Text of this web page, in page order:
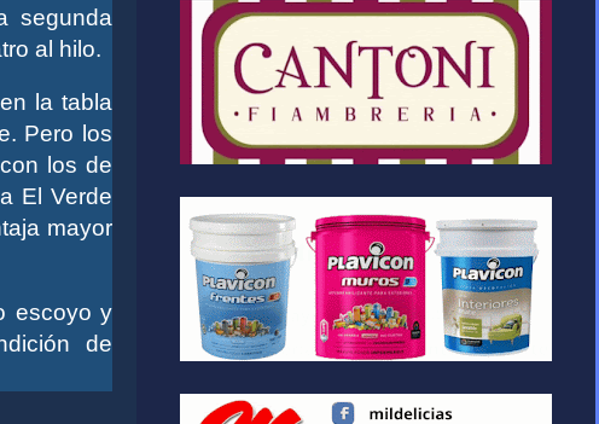
segunda
al hilo.
la tabla
Pero los
los de
El Verde
mayor
escoyo y
de